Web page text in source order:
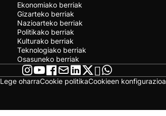
Ekonomiako berriak
Gizarteko berriak
Nazioarteko berriak
Politikako berriak
Kulturako berriak
Teknologiako berriak
Osasuneko berriak
Lege oharraCookie politikaCookieen konfigurazioa